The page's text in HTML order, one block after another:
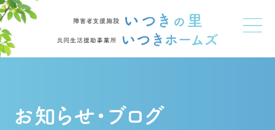
お知らせ・ブログ